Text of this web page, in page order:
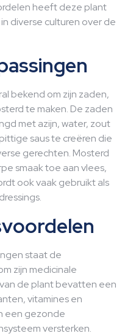
heeft deze plant
diverse culturen over de
bekend om zijn zaden,
te maken. De zaden
met azijn, water, zout
saus te creëren die
gerechten. Mosterd
smaak toe aan vlees,
ook vaak gebruikt als
staat de
zijn medicinale
de plant bevatten een
vitamines en
een gezonde
versterken.